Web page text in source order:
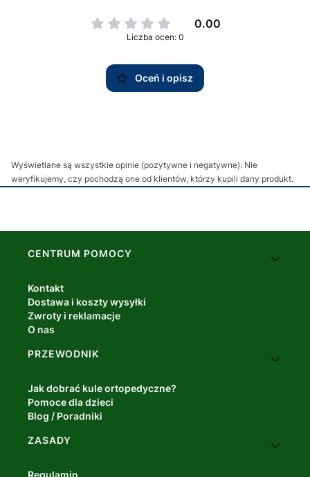
0.00
Liczba ocen: 0
Oceń i opisz
Wyświetlane są wszystkie opinie (pozytywne i negatywne). Nie
weryfikujemy, czy pochodzą one od klientów, którzy kupili dany produkt.
Linki w stopce
CENTRUM POMOCY
Kontakt
Dostawa i koszty wysyłki
Zwroty i reklamacje
O nas
PRZEWODNIK
Jak dobrać kule ortopedyczne?
Pomoce dla dzieci
Blog / Poradniki
ZASADY
Regulamin